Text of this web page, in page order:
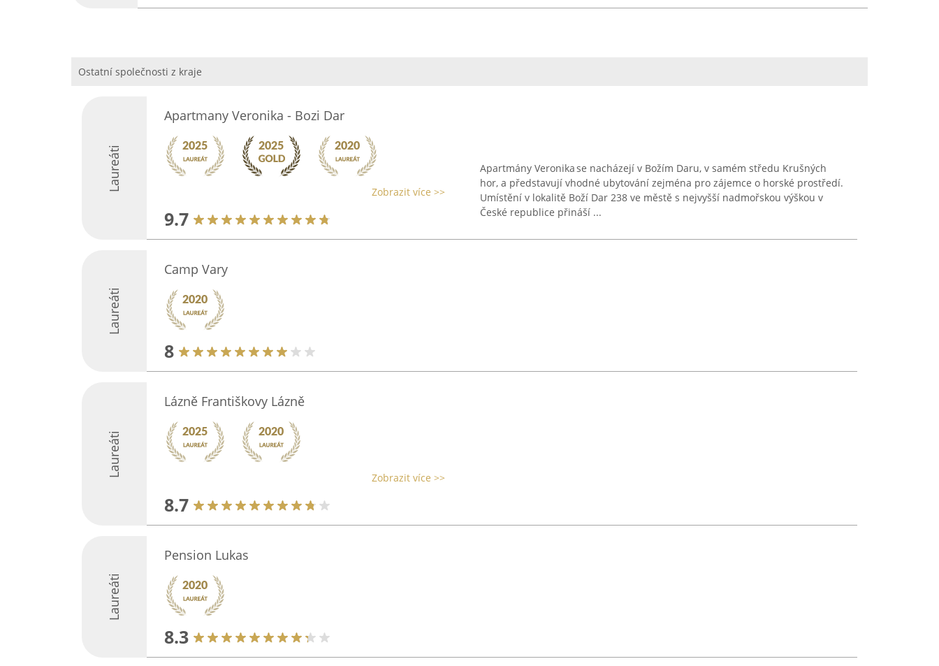
Ostatní společnosti z kraje
Laureáti
Apartmany Veronika - Bozi Dar
Zobrazit více >>
9.7
Apartmány Veronika se nacházejí v Božím Daru, v samém středu Krušných
hor, a představují vhodné ubytování zejména pro zájemce o horské prostředí.
Umístění v lokalitě Boží Dar 238 ve městě s nejvyšší nadmořskou výškou v
České republice přináší ...
Laureáti
Camp Vary
8
Laureáti
Lázně Františkovy Lázně
Zobrazit více >>
8.7
Laureáti
Pension Lukas
8.3